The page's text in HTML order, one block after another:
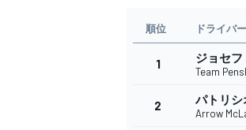
スーパーGT
順位 ドライバー
1 ジョセ
Team
2 パトリシ
Arrow